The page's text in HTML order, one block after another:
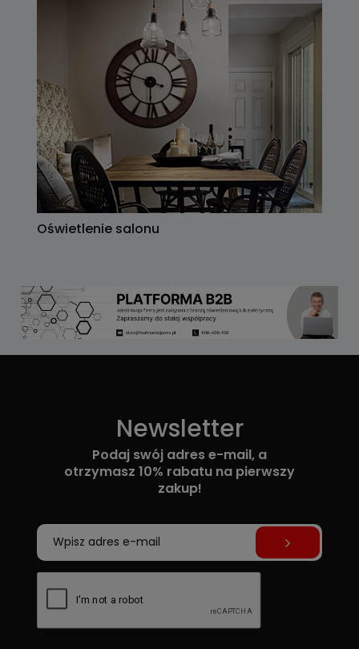
Oświetlenie salonu
Newsletter
Podaj swój adres e-mail, a
otrzymasz 10% rabatu na pierwszy
zakup!